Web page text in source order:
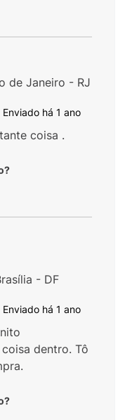
Enviado há 1 ano
coisa .
de Janeiro - RJ
Enviado há 1 ano
dentro. Tô
- DF